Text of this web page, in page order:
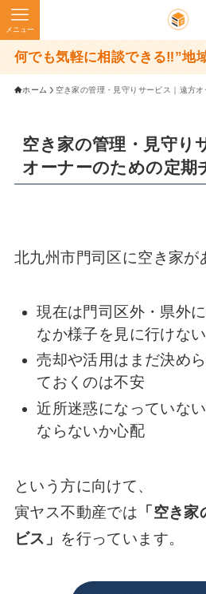
メニュー
何でも気軽に相談できる‼”地
ホーム 空き家の管理・見守りサービス｜遠方
空き家の管理・見守り
オーナーのための定期
北九州市門司区に空き家が
現在は門司区外・県外
なか様子を見に行けない
売却や活用はまだ決め
ておくのは不安
近所迷惑になっていな
ならないか心配
という方に向けて、
寅ヤス不動産では 「空き
ビス」 を行っています。